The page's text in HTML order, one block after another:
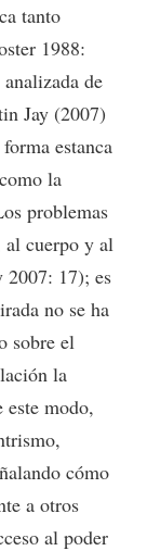
tanto
1988:
de
Jay (2007)
estanca
la
problemas
cuerpo y al
2007: 17); es
no se ha
sobre el
la
modo,
cómo
a otros
al poder